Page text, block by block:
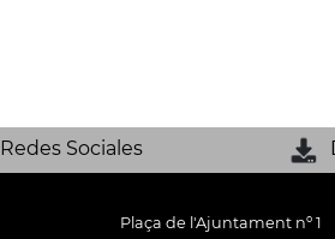
Redes Sociales
Plaça de l'Ajuntament nº 1